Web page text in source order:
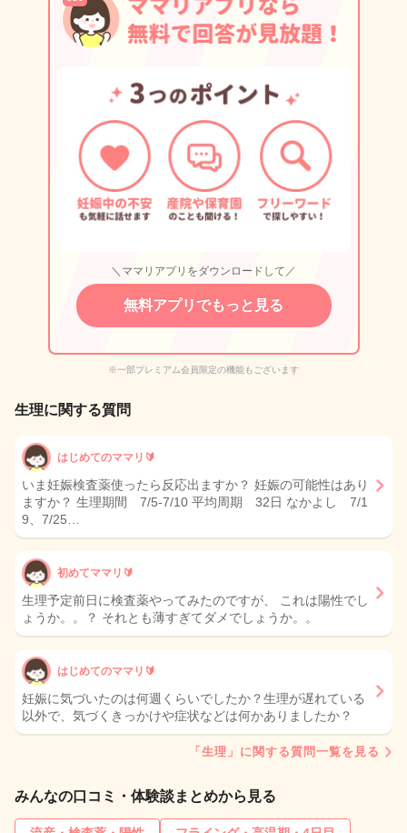
＼ママリアプリをダウンロードして／
無料アプリでもっと見る
※一部プレミアム会員限定の機能もございます
生理に関する質問
はじめてのママリ🔰
いま妊娠検査薬使ったら反応出ますか？ 妊娠の可能性はあり
ますか？ 生理期間 7/5-7/10 平均周期 32日 なかよし 7/1
9、7/25…
初めてママリ🔰
生理予定前日に検査薬やってみたのですが、 これは陽性でし
ょうか。。？ それとも薄すぎてダメでしょうか。。
はじめてのママリ🔰
妊娠に気づいたのは何週くらいでしたか？生理が遅れている
以外で、気づくきっかけや症状などは何かありましたか？
「生理」に関する質問一覧を見る
みんなの口コミ・体験談まとめから見る